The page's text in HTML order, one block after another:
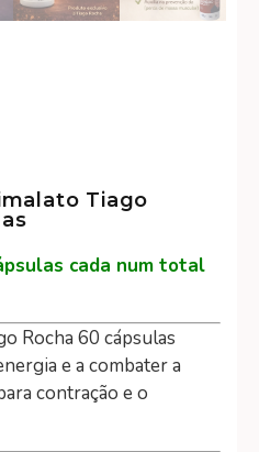
Tiago
cada num total
Rocha 60 cápsulas
e a combater a
contração e o